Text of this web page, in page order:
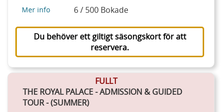
Mer info 6 / 500 Bokade
Du behöver ett giltigt säsongskort för att
reservera.
FULLT
THE ROYAL PALACE - ADMISSION & GUIDED
TOUR - (SUMMER)